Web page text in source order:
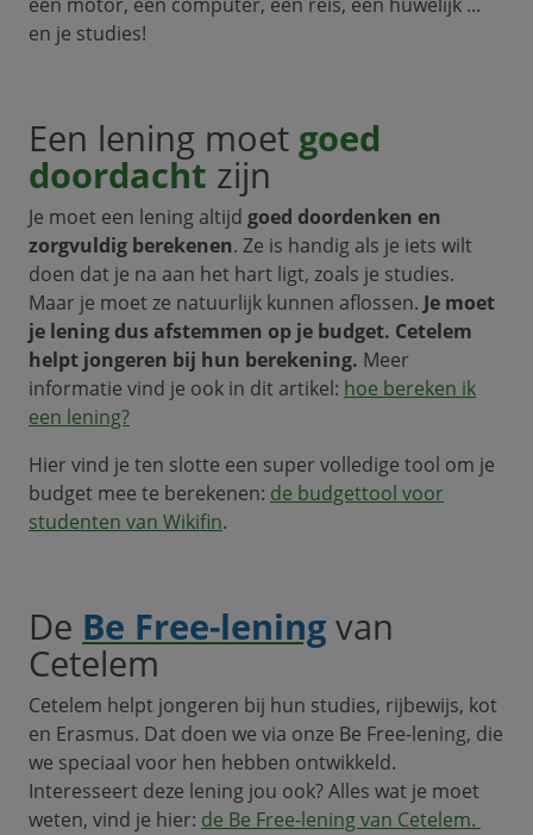
en je studies!
Een lening moet goed
doordacht zijn
Je moet een lening altijd goed doordenken en
zorgvuldig berekenen. Ze is handig als je iets wilt
doen dat je na aan het hart ligt, zoals je studies.
Maar je moet ze natuurlijk kunnen aflossen. Je moet
je lening dus afstemmen op je budget. Cetelem
helpt jongeren bij hun berekening. Meer
informatie vind je ook in dit artikel: hoe bereken ik
een lening?
Hier vind je ten slotte een super volledige tool om je
budget mee te berekenen: de budgettool voor
studenten van Wikifin.
De Be Free-lening van
Cetelem
Cetelem helpt jongeren bij hun studies, rijbewijs, kot
en Erasmus. Dat doen we via onze Be Free-lening, die
we speciaal voor hen hebben ontwikkeld.
Interesseert deze lening jou ook? Alles wat je moet
weten, vind je hier: de Be Free-lening van Cetelem.